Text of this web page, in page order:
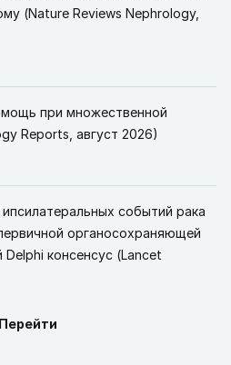
(Nature Reviews Nephrology,
при множественной
Reports, август 2026)
событий рака
органосохраняющей
консенсус (Lancet
Перейти